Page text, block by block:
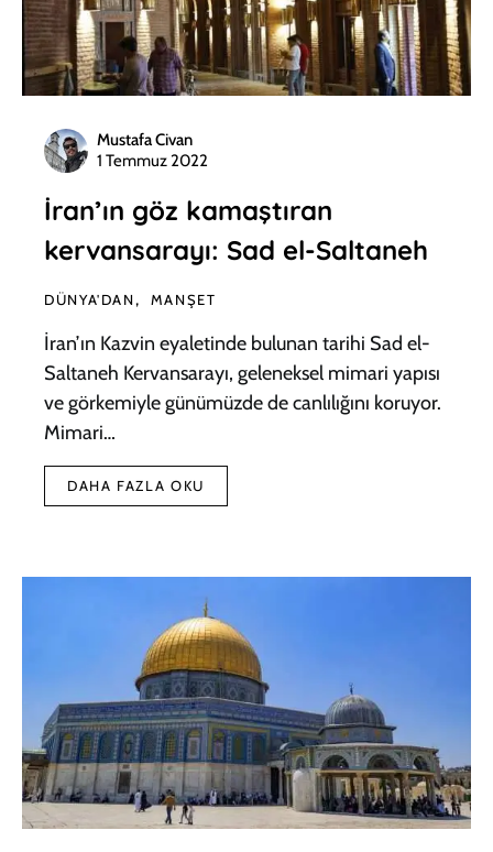
Mustafa Civan
1 Temmuz 2022
İran’ın göz kamaştıran
kervansarayı: Sad el-Saltaneh
DÜNYA'DAN MANŞET
İran’ın Kazvin eyaletinde bulunan tarihi Sad el-
Saltaneh Kervansarayı, geleneksel mimari yapısı
ve görkemiyle günümüzde de canlılığını koruyor.
Mimari…
DAHA FAZLA OKU